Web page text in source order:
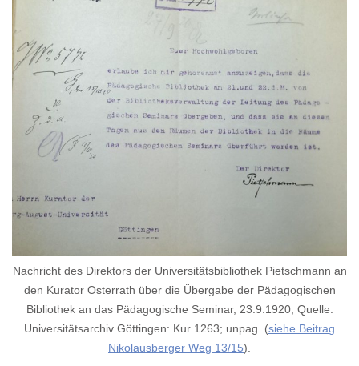
Nachricht des Direktors der Universitätsbibliothek Pietschmann an
den Kurator Osterrath über die Übergabe der Pädagogischen
Bibliothek an das Pädagogische Seminar, 23.9.1920, Quelle:
Universitätsarchiv Göttingen: Kur 1263; unpag. (siehe Beitrag
Nikolausberger Weg 13/15).